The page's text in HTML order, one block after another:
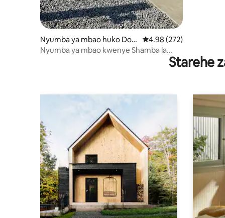
Nyumba ya mbao huko Dov
er
Ukadiriaji wa wastani
4.98 (272)
Nyumba ya mbao kwenye Shamba la
Starehe